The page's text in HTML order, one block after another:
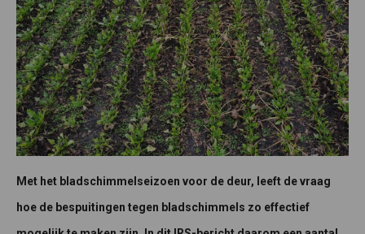
Met het bladschimmelseizoen voor de deur, leeft de vraag
hoe de bespuitingen tegen bladschimmels zo effectief